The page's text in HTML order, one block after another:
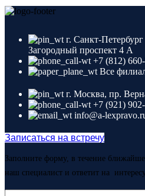
г. Санкт-Петербург
Загородный проспект 4 A
+7 (812)
Все
г. Москва, пр.
+7 (921)
info@a-
Записаться на встречу
Заполните форму, в течение
наш специалист и ответит на